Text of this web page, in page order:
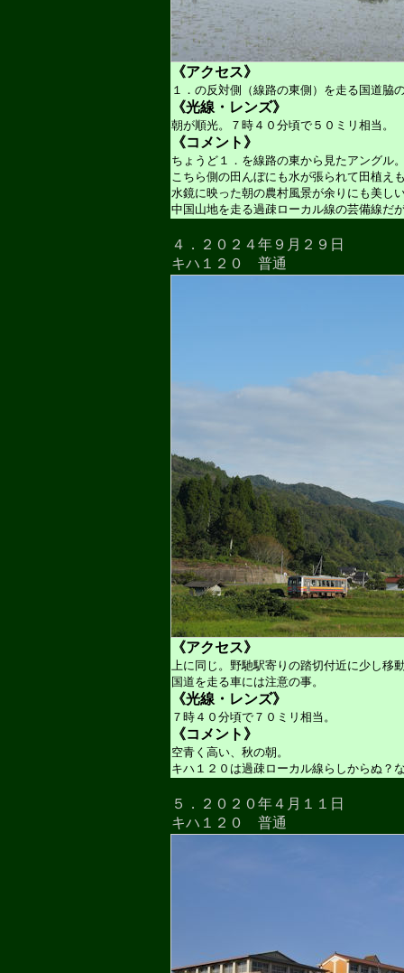
《アクセス》
１．の反対側（線路の東側）を走る国道脇
《光線・レンズ》
朝が順光。７時４０分頃で５０ミリ相当。
《コメント》
ちょうど１．を線路の東から見たアングル
こちら側の田んぼにも水が張られて田植え
水鏡に映った朝の農村風景が余りにも美し
中国山地を走る過疎ローカル線の芸備線だ
４．２０２４年９月２９日
キハ１２０ 普通
《アクセス》
上に同じ。野馳駅寄りの踏切付近に少し移
国道を走る車には注意の事。
《光線・レンズ》
７時４０分頃で７０ミリ相当。
《コメント》
空青く高い、秋の朝。
キハ１２０は過疎ローカル線らしからぬ？
５．２０２０年４月１１日
キハ１２０ 普通